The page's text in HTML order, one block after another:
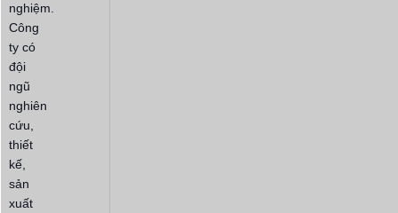
nghiệm.
Công
ty có
đội
ngũ
nghiên
cứu,
thiết
kế,
sản
xuất